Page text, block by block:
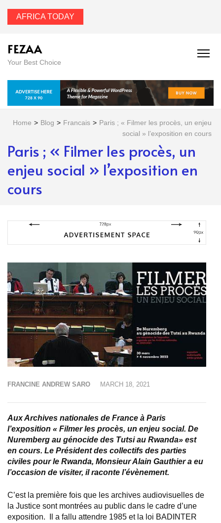
AFRICA TODAY
FEZAA
Your Best Choice
Home > Blog > Francais > Paris ; « Filmer les procès, un enjeu
social » l’exposition en cours
Paris ; « Filmer les procès, un
enjeu social » l’exposition en
cours
FRANCINE ANDREW SARO MARCH 18, 2021
Aux Archives nationales de France à Paris
l’exposition « Filmer les procès, un enjeu social. De
Nuremberg au génocide des Tutsi au Rwanda» est
en cours. Le Président des collectifs des parties
civiles pour le Rwanda, Monsieur Alain Gauthier a eu
l’occasion de visiter, il raconte l’évènement.
C’est la première fois que les archives audiovisuelles de
la Justice sont montrées au public dans le cadre d’une
exposition. Il a fallu attendre 1985 et la loi BADINTER